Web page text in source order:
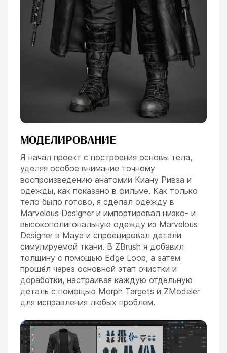
МОДЕЛИРОВАНИЕ
Я начал проект с построения основы тела,
уделяя особое внимание точному
воспроизведению анатомии Киану Ривза и
одежды, как показано в фильме. Как только
тело было готово, я сделал одежду в
Marvelous Designer и импортировал низко- и
высокополигональную одежду из Marvelous
Designer в Maya и спроецировал детали
симулируемой ткани. В ZBrush я добавил
толщину с помощью Edge Loop, а затем
прошёл через основной этап очистки и
доработки, настраивая каждую отдельную
деталь с помощью Morph Targets и ZModeler
для исправления любых проблем.